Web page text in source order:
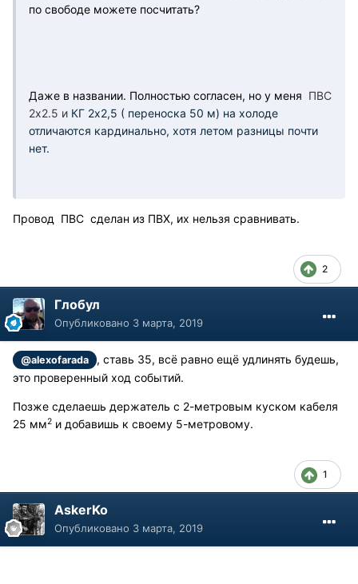
по свободе можете посчитать?
Даже в названии. Полностью согласен, но у меня ПВС
2х2.5 и КГ 2х2,5 ( переноска 50 м) на холоде
отличаются кардинально, хотя летом разницы почти
нет.
Провод ПВС сделан из ПВХ, их нельзя сравнивать.
2
Глобул
Опубликовано 3 марта, 2019
@alexofarada
, ставь 35, всё равно ещё удлинять будешь,
это проверенный ход событий.
Позже сделаешь держатель с 2-метровым куском кабеля
25 мм2 и добавишь к своему 5-метровому.
1
AskerKo
Опубликовано 3 марта, 2019